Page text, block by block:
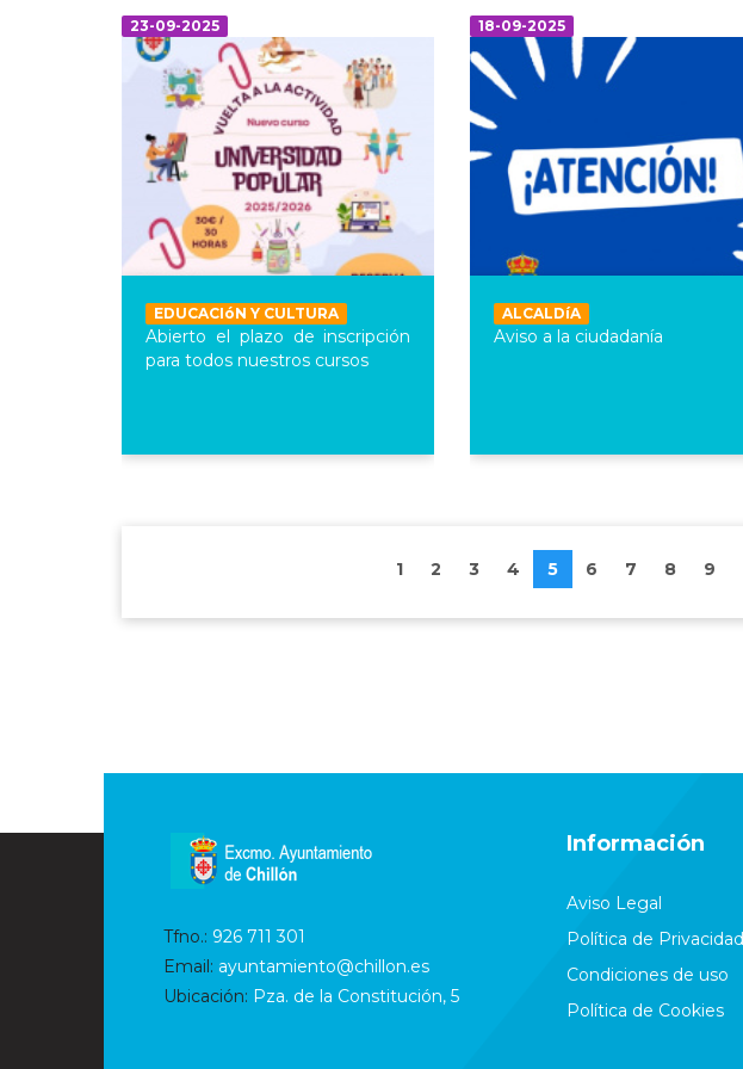
23-09-2025
EDUCACIóN Y CULTURA
Abierto el plazo de inscripción
para todos nuestros cursos
18-09-2025
ALCALDíA
Aviso a la ciudadanía
1 2 3 4 5 6 7 8 9
Tfno.: 926 711 301
Email: ayuntamiento@chillon.es
Ubicación: Pza. de la Constitución, 5
Información
Aviso Legal
Política de Privacidad
Condiciones de uso
Política de Cookies